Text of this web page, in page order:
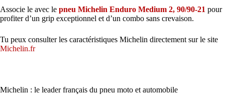
Associe le avec le pneu Michelin Enduro Medium 2, 90/90-21 pour
profiter d’un grip exceptionnel et d’un combo sans crevaison.
Tu peux consulter les caractéristiques Michelin directement sur le site
Michelin.fr
Michelin : le leader français du pneu moto et automobile